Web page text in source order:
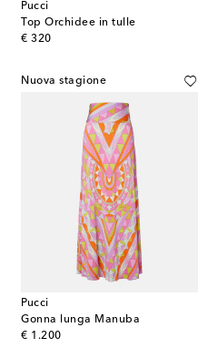
Pucci
Top Orchidee in tulle
€ 320
original price
Nuova stagione
Pucci
Gonna lunga Manuba
€ 1.200
original price